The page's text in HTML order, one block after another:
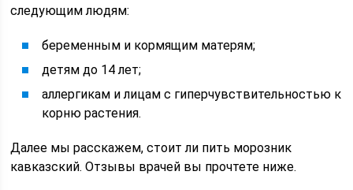
следующим людям:
беременным и кормящим матерям;
детям до 14 лет;
аллергикам и лицам с гиперчувствительностью к
корню растения.
Далее мы расскажем, стоит ли пить морозник
кавказский. Отзывы врачей вы прочтете ниже.